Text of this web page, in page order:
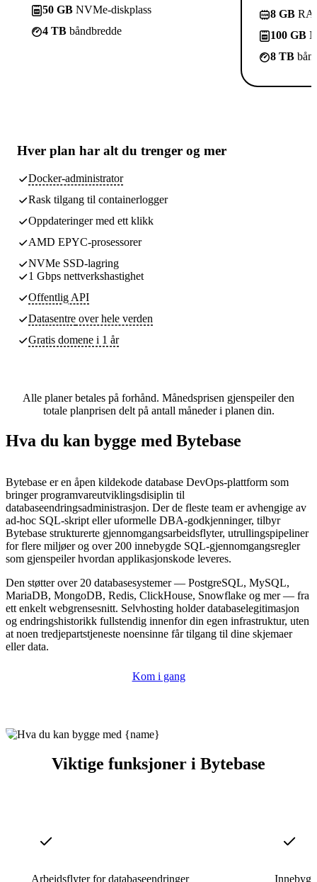
50 GB NVMe-diskplass
4 TB båndbredde
8 GB
100 GB
8 TB
Hver plan har alt du trenger og mer
Docker-administrator
Rask tilgang til containerlogger
Oppdateringer med ett klikk
AMD EPYC-prosessorer
NVMe SSD-lagring
1 Gbps nettverkshastighet
Offentlig API
Datasentre over hele verden
Gratis domene i 1 år
Alle planer betales på forhånd. Månedsprisen gjenspeiler den
totale planprisen delt på antall måneder i planen din.
Hva du kan bygge med Bytebase
Bytebase er en åpen kildekode database DevOps-plattform som
bringer programvareutviklingsdisiplin til
databaseendringsadministrasjon. Der de fleste team er avhengige av
ad-hoc SQL-skript eller uformelle DBA-godkjenninger, tilbyr
Bytebase strukturerte gjennomgangsarbeidsflyter, utrullingspipeliner
for flere miljøer og over 200 innebygde SQL-gjennomgangsregler
som gjenspeiler hvordan applikasjonskode leveres.
Den støtter over 20 databasesystemer — PostgreSQL, MySQL,
MariaDB, MongoDB, Redis, ClickHouse, Snowflake og mer — fra
ett enkelt webgrensesnitt. Selvhosting holder databaselegitimasjon
og endringshistorikk fullstendig innenfor din egen infrastruktur, uten
at noen tredjepartstjeneste noensinne får tilgang til dine skjemaer
eller data.
Kom i gang
Viktige funksjoner i Bytebase
Arbeidsflyter for databaseendringer